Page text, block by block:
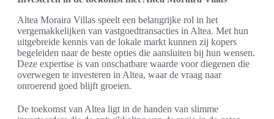
Altea Moraira Villas speelt een belangrijke rol in het
vergemakkelijken van vastgoedtransacties in Altea. Met hun
uitgebreide kennis van de lokale markt kunnen zij kopers
begeleiden naar de beste opties die aansluiten bij hun wensen.
Deze expertise is van onschatbare waarde voor diegenen die
overwegen te investeren in Altea, waar de vraag naar
onroerend goed blijft groeien.
De toekomst van Altea ligt in de handen van slimme